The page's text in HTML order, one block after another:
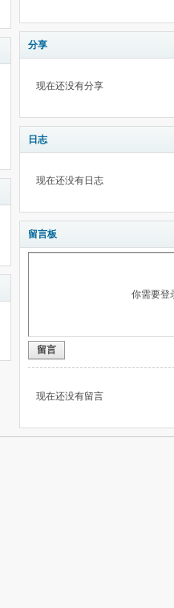
分享
现在还没有分享
日志
现在还没有日志
留言板
你需要登
留言
现在还没有留言